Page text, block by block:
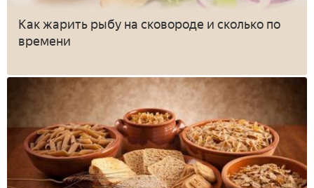
Как жарить рыбу на сковороде и сколько по
времени